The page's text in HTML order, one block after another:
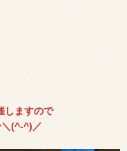
しますので
＼(^-^)／